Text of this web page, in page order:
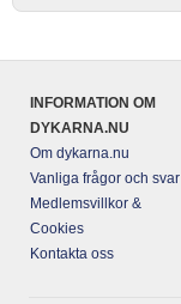
INFORMATION OM
DYKARNA.NU
Om dykarna.nu
Vanliga frågor och svar
Medlemsvillkor &
Cookies
Kontakta oss